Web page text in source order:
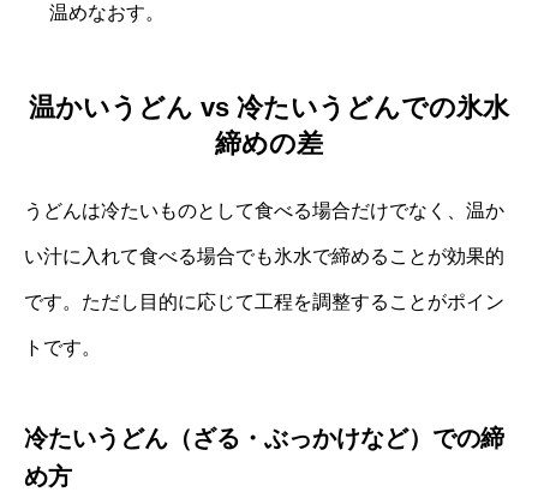
温めなおす。
温かいうどん vs 冷たいうどんでの氷水
締めの差
うどんは冷たいものとして食べる場合だけでなく、温か
い汁に入れて食べる場合でも氷水で締めることが効果的
です。ただし目的に応じて工程を調整することがポイン
トです。
冷たいうどん（ざる・ぶっかけなど）での締
め方